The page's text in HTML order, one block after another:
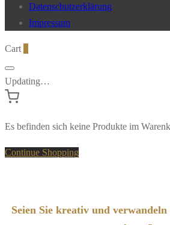
Datenschutzerklärung
Impressum
Cart
Updating…
Es befinden sich keine Produkte im
Continue Shopping
Seien Sie kreativ und